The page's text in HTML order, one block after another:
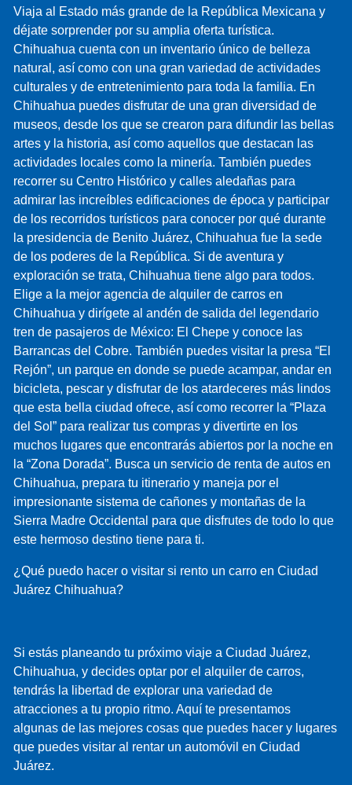
y de vacaciones antes de que se de cuenta!
Viaja al Estado más grande de la República Mexicana y
déjate sorprender por su amplia oferta turística.
Chihuahua cuenta con un inventario único de belleza
natural, así como con una gran variedad de actividades
culturales y de entretenimiento para toda la familia. En
Chihuahua puedes disfrutar de una gran diversidad de
museos, desde los que se crearon para difundir las bellas
artes y la historia, así como aquellos que destacan las
actividades locales como la minería. También puedes
recorrer su Centro Histórico y calles aledañas para
admirar las increíbles edificaciones de época y participar
de los recorridos turísticos para conocer por qué durante
la presidencia de Benito Juárez, Chihuahua fue la sede
de los poderes de la República. Si de aventura y
exploración se trata, Chihuahua tiene algo para todos.
Elige a la mejor agencia de alquiler de carros en
Chihuahua y dirígete al andén de salida del legendario
tren de pasajeros de México: El Chepe y conoce las
Barrancas del Cobre. También puedes visitar la presa “El
Rejón”, un parque en donde se puede acampar, andar en
bicicleta, pescar y disfrutar de los atardeceres más lindos
que esta bella ciudad ofrece, así como recorrer la “Plaza
del Sol” para realizar tus compras y divertirte en los
muchos lugares que encontrarás abiertos por la noche en
la “Zona Dorada”. Busca un servicio de renta de autos en
Chihuahua, prepara tu itinerario y maneja por el
impresionante sistema de cañones y montañas de la
Sierra Madre Occidental para que disfrutes de todo lo que
este hermoso destino tiene para ti.
¿Qué puedo hacer o visitar si rento un carro en Ciudad
Juárez Chihuahua?
Si estás planeando tu próximo viaje a Ciudad Juárez,
Chihuahua, y decides optar por el alquiler de carros,
tendrás la libertad de explorar una variedad de
atracciones a tu propio ritmo. Aquí te presentamos
algunas de las mejores cosas que puedes hacer y lugares
que puedes visitar al rentar un automóvil en Ciudad
Juárez.